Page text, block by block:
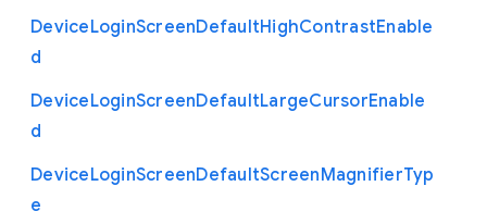
DeviceLoginScreenDefaultHighContrastEnable
d
DeviceLoginScreenDefaultLargeCursorEnable
d
DeviceLoginScreenDefaultScreenMagnifierTyp
e